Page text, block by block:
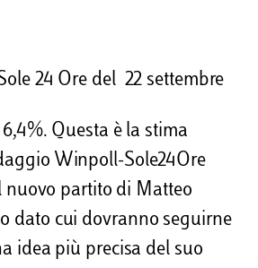
24 Ore del 22 settembre
Questa è la stima
Winpoll-Sole24Ore
nuovo partito di Matteo
dato cui dovranno seguirne
idea più precisa del suo